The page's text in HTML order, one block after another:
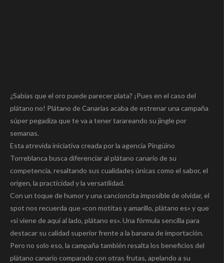
¿Sabías que el oro puede parecer plata? ¡Pues en el caso del
plátano no! Plátano de Canarias acaba de estrenar una campaña
súper pegadiza que te va a tener tarareando su jingle por
semanas.
Esta atrevida iniciativa creada por la agencia Pingüino
Torreblanca busca diferenciar al plátano canario de su
competencia, resaltando sus cualidades únicas como el sabor, el
origen, la practicidad y la versatilidad.
Con un toque de humor y una cancioncita imposible de olvidar, el
spot nos recuerda que «con motitas y amarillo, plátano es» y que
«si viene de aquí al lado, plátano es». Una fórmula sencilla para
destacar su calidad superior frente a la banana de importación.
Pero no solo eso, la campaña también resalta los beneficios del
plátano canario comparado con otras frutas, apelando a su